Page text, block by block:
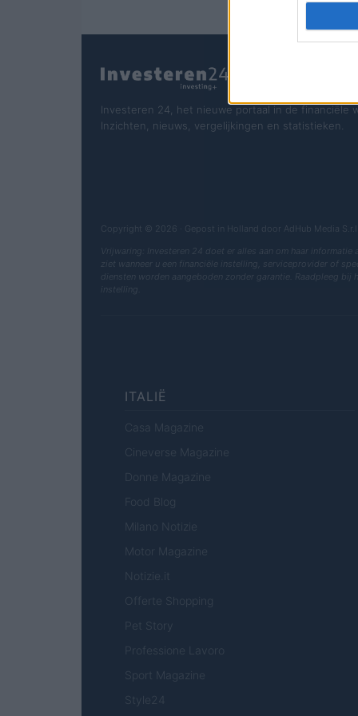
Investeren 24, het nieuwe portaal in de financiële
Inzichten, nieuws, vergelijkingen en statistieken.
Copyright © 2026 · Gepost in Holland door AdHub Media
Vrijwaring: Investeren 24 doet er alles aan om haar
ziet wanneer u een financiële instelling, serviceprovider of
diensten worden aangeboden zonder garantie. Raadpleeg
instelling.
ITALIË
Casa Magazine
Cineverse Magazine
Donne Magazine
Food Blog
Milano Notizie
Motor Magazine
Notizie.it
Offerte Shopping
Pet Story
Professione Lavoro
Sport Magazine
Style24